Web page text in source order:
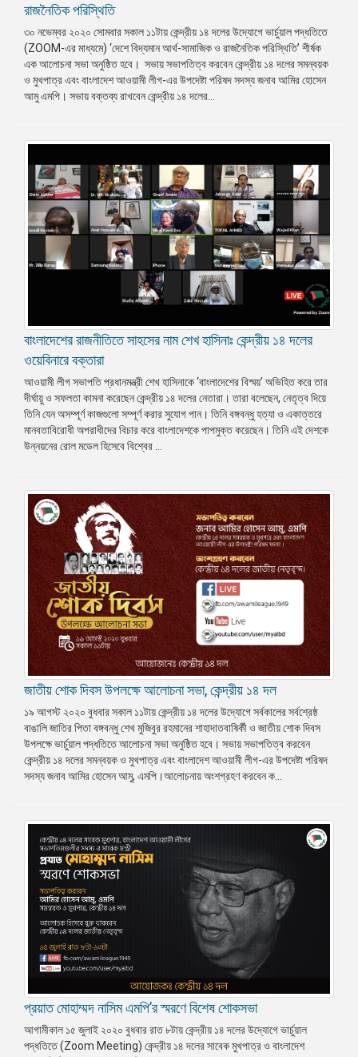
রাজনৈতিক পরিস্থিতি
৩০ নভেম্বর ২০২০ সোমবার সকাল ১১টায় কেন্দ্রীয় ১৪ দলের উদ্যোগে ভার্চুয়াল পদ্ধতিতে
(ZOOM-এর মাধ্যমে) ‘দেশে বিদ্যমান আর্থ-সামাজিক ও রাজনৈতিক পরিস্থিতি’ শীর্ষক
এক আলোচনা সভা অনুষ্ঠিত হবে। সভায় সভাপতিত্ব করবেন কেন্দ্রীয় ১৪ দলের সমন্বয়ক
ও মুখপাত্র এবং বাংলাদেশ আওয়ামী লীগ-এর উপদেষ্টা পরিষদ সদস্য জনাব আমির হোসেন
আমু এমপি। সভায় বক্তব্য রাখবেন কেন্দ্রীয় ১৪ দলের...
বাংলাদেশের রাজনীতিতে সাহসের নাম শেখ হাসিনাঃ কেন্দ্রীয় ১৪ দলের
ওয়েবিনারে বক্তারা
আওয়ামী লীগ সভাপতি প্রধানমন্ত্রী শেখ হাসিনাকে ‘বাংলাদেশের বিস্ময়’ অভিহিত করে তার
দীর্ঘায়ু ও সফলতা কামনা করেছেন কেন্দ্রীয় ১৪ দলের নেতারা। তারা বলেছেন, নেতৃত্ব দিয়ে
তিনি যেন অসম্পূর্ণ কাজগুলো সম্পূর্ণ করার সুযোগ পান। তিনি বঙ্গবন্ধু হত্যা ও একাত্তরে
মানবতাবিরোধী অপরাধীদের বিচার করে বাংলাদেশকে পাপমুক্ত করেছেন। তিনি এই দেশকে
উন্নয়নের রোল মডেল হিসেবে বিশ্বের ...
জাতীয় শোক দিবস উপলক্ষে আলোচনা সভা, কেন্দ্রীয় ১৪ দল
১৯ আগস্ট ২০২০ বুধবার সকাল ১১টায় কেন্দ্রীয় ১৪ দলের উদ্যোগে সর্বকালের সর্বশ্রেষ্ঠ
বাঙালি জাতির পিতা বঙ্গবন্ধু শেখ মুজিবুর রহমানের শাহাদাতবাষির্কী ও জাতীয় শোক দিবস
উপলক্ষে ভার্চুয়াল পদ্ধতিতে আলোচনা সভা অনুষ্ঠিত হবে। সভায় সভাপতিত্ব করবেন
কেন্দ্রীয় ১৪ দলের সমন্বয়ক ও মুখপাত্র এবং বাংলাদেশ আওয়ামী লীগ-এর উপদেষ্টা পরিষদ
সদস্য জনাব আমির হোসেন আমু, এমপি।আলোচনায় অংশগ্রহণ করবেন ক...
প্রয়াত মোহাম্মদ নাসিম এমপি’র স্মরণে বিশেষ শোকসভা
আগামীকাল ১৫ জুলাই ২০২০ বুধবার রাত ৮টায় কেন্দ্রীয় ১৪ দলের উদ্যোগে ভার্চুয়াল
পদ্ধতিতে (Zoom Meeting) কেন্দ্রীয় ১৪ দলের সাবেক মুখপাত্র ও বাংলাদেশ